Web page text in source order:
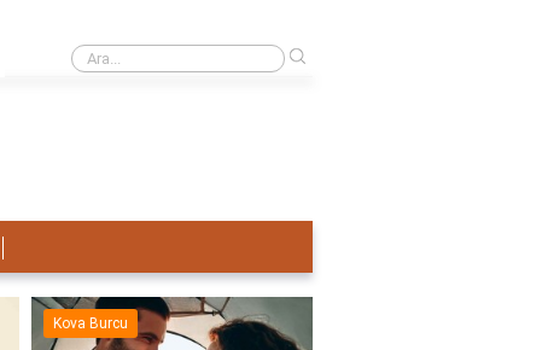
Terazi Erkeği Nasıl Sevişir?
Kova Burcu